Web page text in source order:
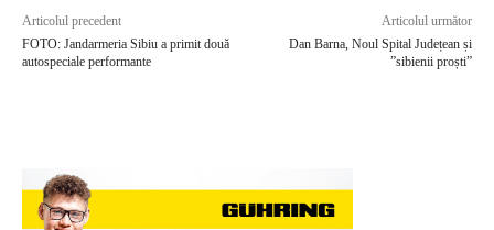
Articolul precedent
FOTO: Jandarmeria Sibiu a primit două
autospeciale performante
Articolul următor
Dan Barna, Noul Spital Județean și
”sibienii proști”